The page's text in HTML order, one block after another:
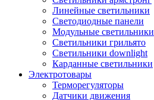
Линейные светильники
Светодиодные панели
Модульные светильники
Светильники грильято
Светильники downlight
Карданные светильники
Электротовары
Терморегуляторы
Датчики движения